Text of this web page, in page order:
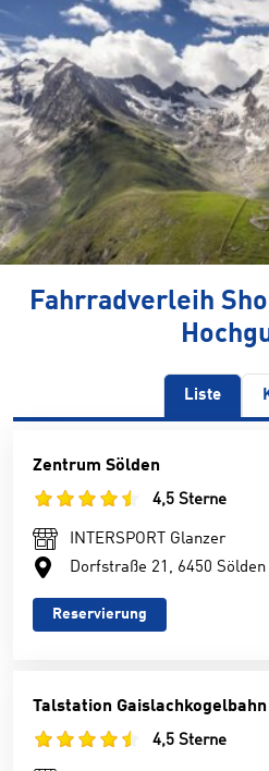
Fahrradverleih
Liste
Zentrum Sölden
4,5 Sterne
INTERSPORT Glanzer
Dorfstraße 21, 6450 Sölden
Reservierung
Talstation Gaislachkogelbahn
4,5 Sterne